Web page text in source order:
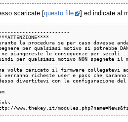
scaricate [ questo file ] ed indicate al
la procedura se per caso dovesse
per qualsiasi motivo si potrebbe
ne piangereste le conseguenze per
per qualsiasi motivo NON spegnete il
volta caricato il firmware collegatevi
verranno richeste user e pass che
divertitevi con la configurazione